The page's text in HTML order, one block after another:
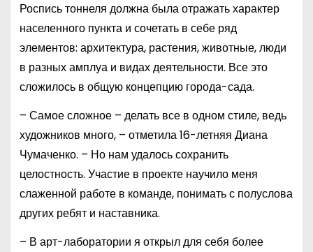
Роспись тоннеля должна была отражать характер
населенного пункта и сочетать в себе ряд
элементов: архитектура, растения, животные, люди
в разных амплуа и видах деятельности. Все это
сложилось в общую концепцию города-сада.
– Самое сложное – делать все в одном стиле, ведь
художников много, – отметила 16-летняя Диана
Чумаченко. – Но нам удалось сохранить
целостность. Участие в проекте научило меня
слаженной работе в команде, понимать с полуслова
других ребят и наставника.
– В арт-лаборатории я открыл для себя более